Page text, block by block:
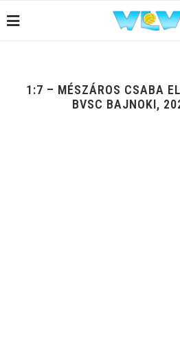
1:7 – MÉSZÁROS CSABA
BVSC BAJNOKI,